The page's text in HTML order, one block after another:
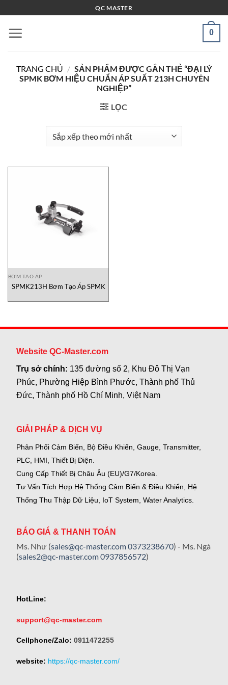
qua
nội
QC MASTER
0
TRANG CHỦ / SẢN PHẨM ĐƯỢC GẮN THẺ “ĐẠI LÝ
SPMK BƠM HIỆU CHUẨN ÁP SUẤT 213H CHUYÊN
NGHIỆP”
LỌC
BƠM TẠO ÁP
SPMK213H Bơm Tạo Áp SPMK
Website QC-Master.com
Trụ sở chính: 135 đường số 2, Khu Đô Thị Vạn
Phúc, Phường Hiệp Bình Phước, Thành phố Thủ
Đức, Thành phố Hồ Chí Minh, Việt Nam
GIẢI PHÁP & DỊCH VỤ
Phân Phối Cảm Biến, Bộ Điều Khiển, Gauge, Transmitter,
PLC, HMI, Thiết Bị Điện.
Cung Cấp Thiết Bị Châu Âu (EU)/G7/Korea.
Tư Vấn Tích Hợp Hệ Thống Cảm Biến & Điều Khiển, Hệ
Thống Thu Thập Dữ Liệu, IoT System, Water Analytics.
BÁO GIÁ & THANH TOÁN
Ms. Như (sales@qc-master.com0373238670) - Ms. Ngà
(sales2@qc-master.com0937856572)
HotLine:
support@qc-master.com
Cellphone/Zalo: 0911472255
website: https://qc-master.com/